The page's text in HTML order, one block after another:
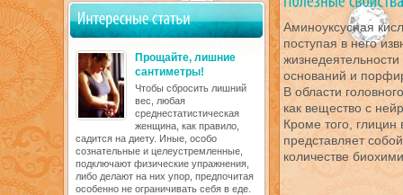
Прощайте, лишние
сантиметры!
Чтобы сбросить лишний
вес, любая
среднестатистическая
женщина, как правило,
садится на диету. Иные, особо
сознательные и целеустремленные,
подключают физические упражнения,
либо делают на них упор, предпочитая
особенно не ограничивать себя в еде.
Аминоуксусная
поступая в него
оснований и
В области
как вещество с
Кроме того, глицин
представляет
количестве